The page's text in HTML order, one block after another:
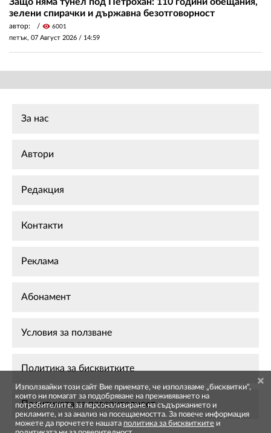
зелени спирачки и държавна безотговорност
автор: visibility 6001
петък, 07 Август 2026 / 14:59
За нас
Автори
Редакция
Контакти
Реклама
Абонамент
Условия за ползване
Политика за бисквитките
Политиката за поверителност
Използвайки този сайт Вие приемате, че използваме „бисквитки",
които ни помагат за подобряване на преживяването на
потребителите, за персонализиране на съдържанието и
рекламите, и за анализ на посещаемостта. За повече информация
можете да прочетете нашата политика за бисквитките и